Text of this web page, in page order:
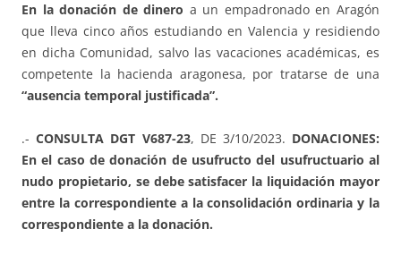
En la donación de dinero a un empadronado en Aragón
que lleva cinco años estudiando en Valencia y residiendo
en dicha Comunidad, salvo las vacaciones académicas, es
competente la hacienda aragonesa, por tratarse de una
“ausencia temporal justificada”.
.-CONSULTA DGT V687-23, DE 3/10/2023. DONACIONES:
En el caso de donación de usufructo del usufructuario al
nudo propietario, se debe satisfacer la liquidación mayor
entre la correspondiente a la consolidación ordinaria y la
correspondiente a la donación.